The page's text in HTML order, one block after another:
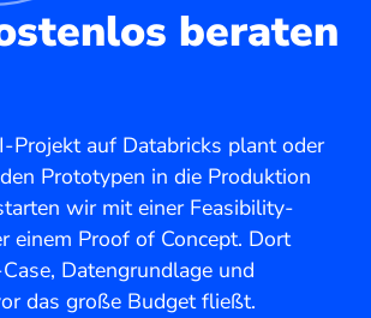
beraten
Projekt auf Databricks plant oder
Prototypen in die Produktion
wir mit einer Feasibility-
einem Proof of Concept. Dort
Datengrundlage und
das große Budget fließt.